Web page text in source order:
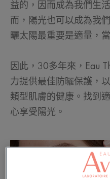
益的，因而成為我們生
而，陽光也可以成為我
曬太陽最重要是適量，
因此，30多年來，Eau
力提供最佳防曬保護，
類型肌膚的健康。找到
心享受陽光。